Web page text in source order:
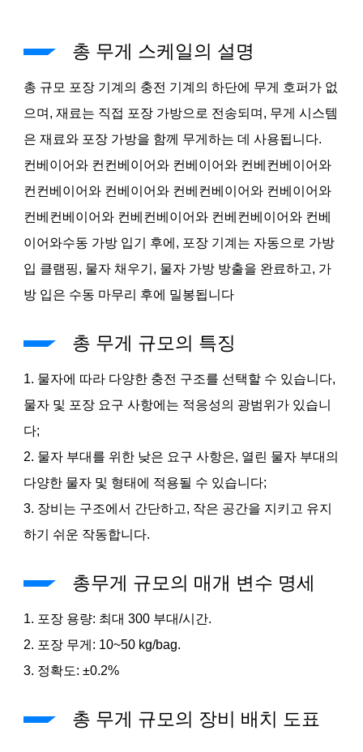
총 무게 스케일의 설명
총 규모 포장 기계의 충전 기계의 하단에 무게 호퍼가 없
으며, 재료는 직접 포장 가방으로 전송되며, 무게 시스템
은 재료와 포장 가방을 함께 무게하는 데 사용됩니다.
컨베이어와 컨컨베이어와 컨베이어와 컨베컨베이어와
컨컨베이어와 컨베이어와 컨베컨베이어와 컨베이어와
컨베컨베이어와 컨베컨베이어와 컨베컨베이어와 컨베
이어와수동 가방 입기 후에, 포장 기계는 자동으로 가방
입 클램핑, 물자 채우기, 물자 가방 방출을 완료하고, 가
방 입은 수동 마무리 후에 밀봉됩니다
총 무게 규모의 특징
1. 물자에 따라 다양한 충전 구조를 선택할 수 있습니다,
물자 및 포장 요구 사항에는 적응성의 광범위가 있습니
다;
2. 물자 부대를 위한 낮은 요구 사항은, 열린 물자 부대의
다양한 물자 및 형태에 적용될 수 있습니다;
3. 장비는 구조에서 간단하고, 작은 공간을 지키고 유지
하기 쉬운 작동합니다.
총무게 규모의 매개 변수 명세
1. 포장 용량: 최대 300 부대/시간.
2. 포장 무게: 10~50 kg/bag.
3. 정확도: ±0.2%
총 무게 규모의 장비 배치 도표